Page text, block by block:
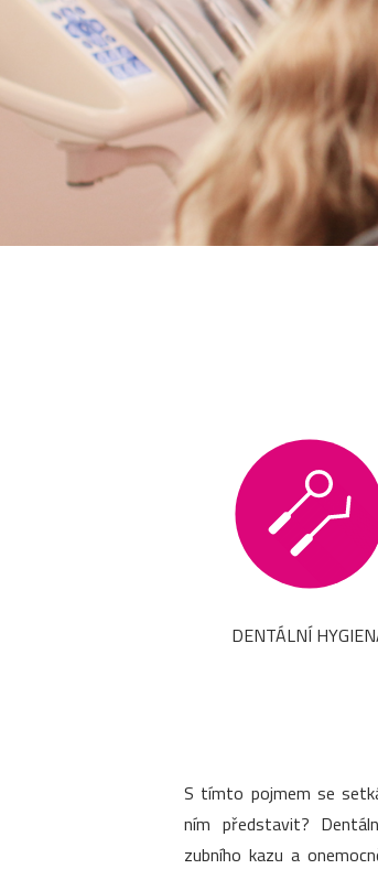
DENTÁLNÍ
S tímto pojmem se
ním představit?
zubního kazu a